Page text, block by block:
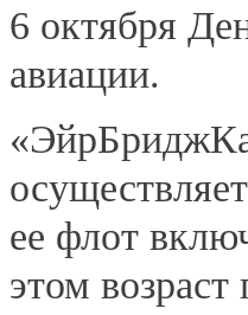
6 октября
авиации.
ее флот
этом